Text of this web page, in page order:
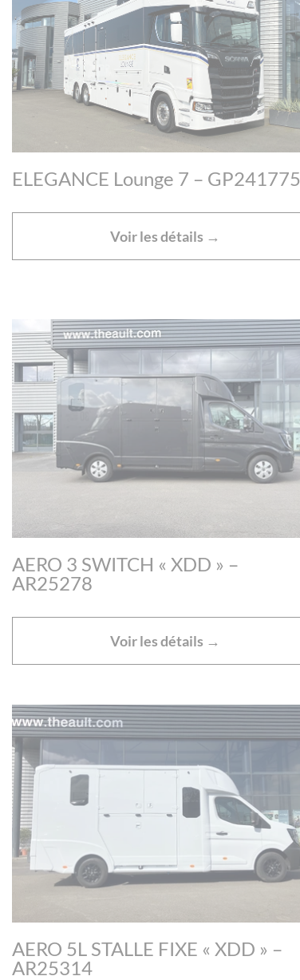
ELEGANCE Lounge 7 – GP241775
Voir les détails →
AERO 3 SWITCH « XDD » –
AR25278
Voir les détails →
AERO 5L STALLE FIXE « XDD » –
AR25314